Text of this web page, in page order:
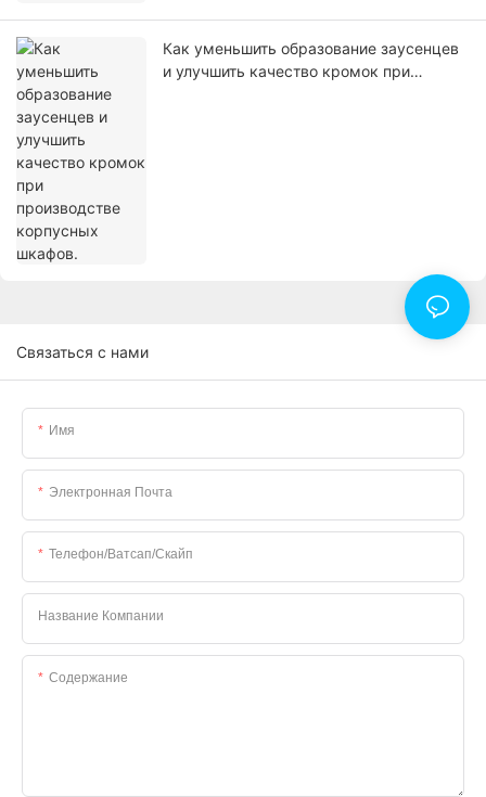
Как уменьшить образование заусенцев
и улучшить качество кромок при
Связаться с нами
Имя
Электронная Почта
Телефон/ватсап/скайп
Название Компании
Содержание